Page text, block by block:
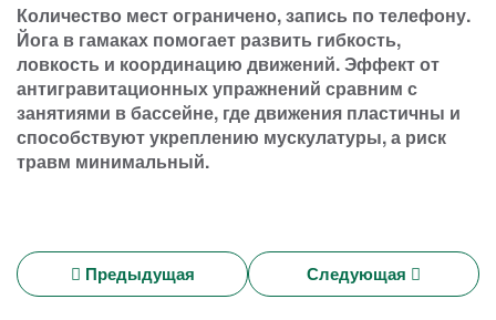
Количество мест ограничено, запись по телефону.
Йога в гамаках помогает развить гибкость,
ловкость и координацию движений. Эффект от
антигравитационных упражнений сравним с
занятиями в бассейне, где движения пластичны и
способствуют укреплению мускулатуры, а риск
травм минимальный.
Предыдущая Следующая